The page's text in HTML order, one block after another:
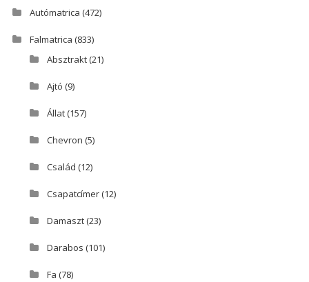
Autómatrica (472)
Falmatrica (833)
Absztrakt(21)
Ajtó (9)
Állat(157)
Chevron (5)
Család (12)
Csapatcímer(12)
Damaszt(23)
Darabos (101)
Fa (78)